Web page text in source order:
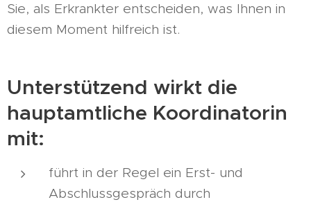
Sie, als Erkrankter entscheiden, was Ihnen in
diesem Moment hilfreich ist.
Unterstützend wirkt die
hauptamtliche Koordinatorin
mit:
führt in der Regel ein Erst- und
Abschlussgespräch durch